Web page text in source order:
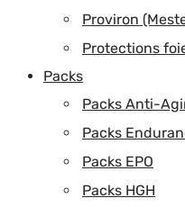
Proviron
Protections
Packs
Packs Anti-
Packs
Packs EPO
Packs HGH